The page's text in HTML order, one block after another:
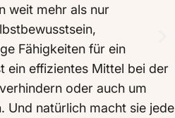
weit mehr als nur
Fähigkeiten für ein
ein effizientes Mittel bei der
oder auch um
Und natürlich macht sie jede